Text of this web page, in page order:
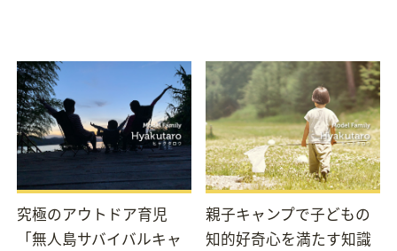
究極のアウトドア育児
「無人島サバイバルキャ
親子キャンプで子どもの
知的好奇心を満たす知識